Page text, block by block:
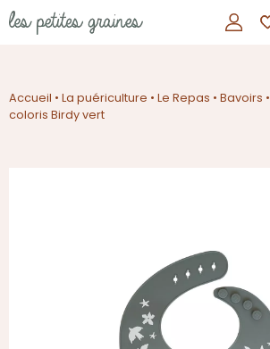
Accueil • La puériculture • Le Repas • Bavoirs •
coloris Birdy vert